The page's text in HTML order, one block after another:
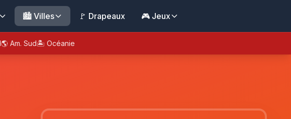
🏙️ Villes 🚩 Drapeaux 🎮 Jeux
🌎 Am. Sud🏝️ Océanie